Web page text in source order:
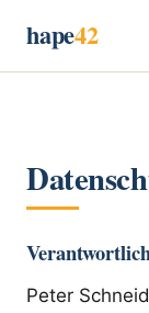
hape42
Peter